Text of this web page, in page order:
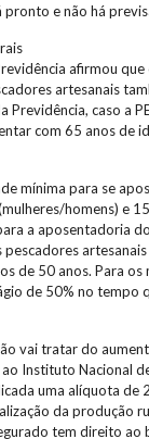
pronto e não há
afirmou
artesanais
Previdência, caso a
com 65 anos de
mínima para se
homens) e
a aposentadoria
pescadores
de 50 anos. Para os
de 50% no tempo
vai tratar do
Instituto Nacional de
uma alíquota de
da produção
tem direito ao